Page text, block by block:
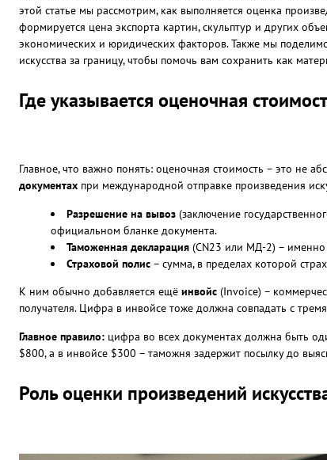
этой статье мы рассмотрим, как выполняется оценка
формируется цена экспорта картин, скульптур и других
экономических и юридических факторов. Также мы
искусства за границу, чтобы помочь вам сохранить как
Где указывается оценочная
Главное, что важно понять: оценочная стоимость – это не
документах при международной отправке произведения
Разрешение на вывоз (заключение
официальном бланке документа.
Таможенная декларация (CN23 или МД-2) – именно
Страховой полис – сумма, в пределах которой
К ним обычно добавляется ещё инвойс (Invoice) –
получателя. Цифра в инвойсе тоже должна совпадать с
Главное правило: цифра во всех документах должна быть
$800, а в инвойсе $300 – таможня задержит посылку до
Роль оценки произведений